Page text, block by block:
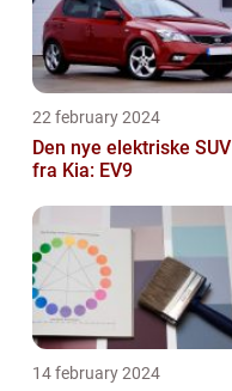
22 february 2024
Den nye elektriske SUV
fra Kia: EV9
14 february 2024